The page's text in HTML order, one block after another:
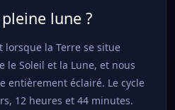
lune ?
lorsque la Terre se situe
le Soleil et la Lune, et nous
entièrement éclairé. Le cycle
12 heures et 44 minutes.